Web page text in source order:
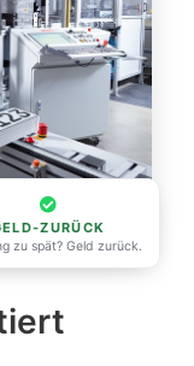
ZURÜCK
zu spät? Geld zurück.